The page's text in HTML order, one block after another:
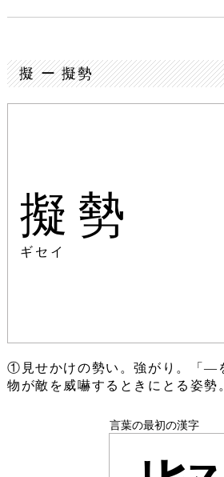
擬 ー 擬勢
擬勢
ギセイ
①見せかけの勢い。強がり。「―
物が敵を威嚇するときにとる姿勢
言葉の最初の漢字